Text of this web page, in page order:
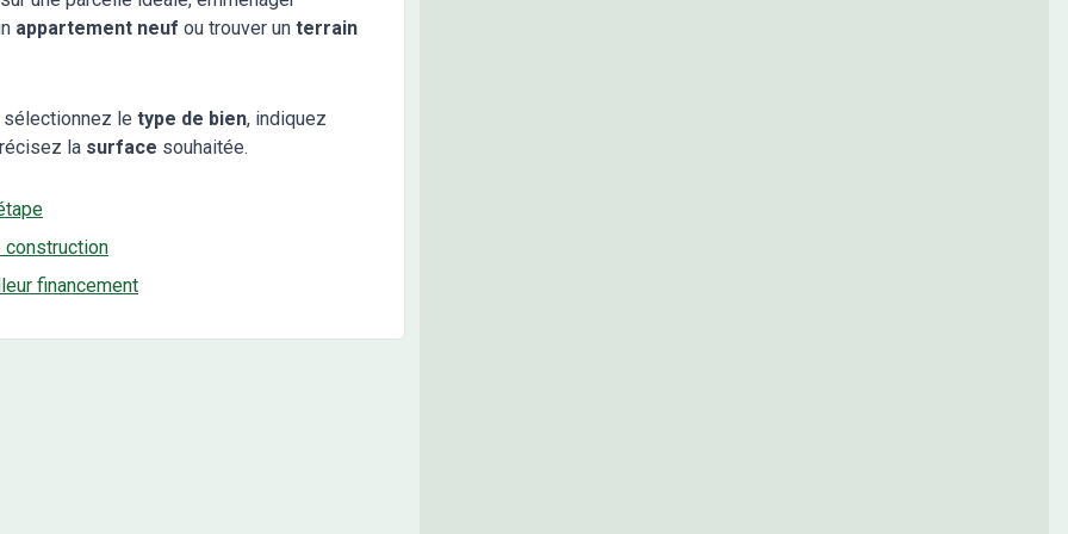
appartement neuf ou trouver un terrain
le type de bien, indiquez
la surface souhaitée.
construction
financement